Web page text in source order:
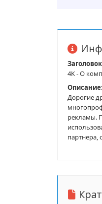
4K - О
Описание:
Дорогие
рекламы.
партнера,